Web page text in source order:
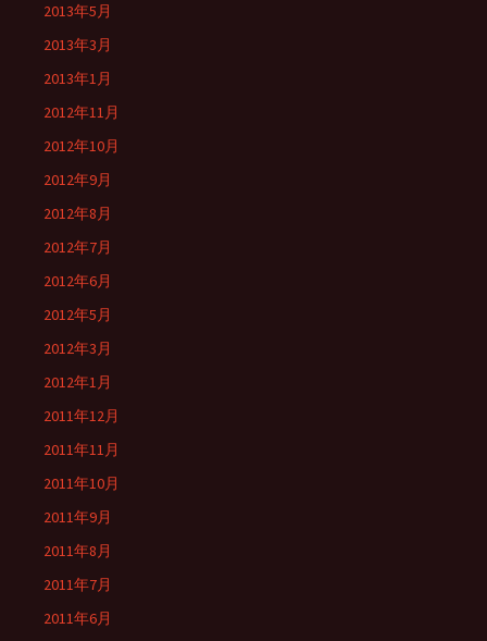
2013年5月
2013年3月
2013年1月
2012年11月
2012年10月
2012年9月
2012年8月
2012年7月
2012年6月
2012年5月
2012年3月
2012年1月
2011年12月
2011年11月
2011年10月
2011年9月
2011年8月
2011年7月
2011年6月